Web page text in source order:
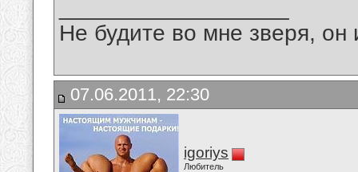
Не будите во мне зверя, он
07.06.2011, 22:30
igoriys
Любитель